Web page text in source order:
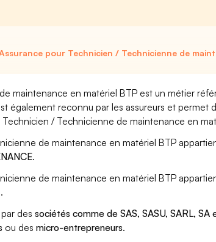
pour Technicien / Technicienne de
maintenance en matériel BTP est un métier
également reconnu par les assureurs et permet
/ Technicienne de maintenance en
de maintenance en matériel BTP
.
de maintenance en matériel BTP
.
dessociétés comme de SAS, SASU, SARL, SA
ou desmicro-entrepreneurs.